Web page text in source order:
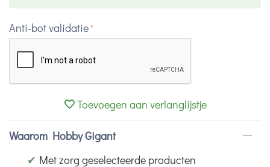
Anti-bot validatie
Toevoegen aan verlanglijstje
Waarom Hobby Gigant
✔ Met zorg geselecteerde producten